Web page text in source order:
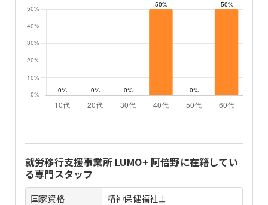
就労移行支援事業所 LUMO+ 阿倍野に在籍してい
る専門スタッフ
国家資格
精神保健福祉士